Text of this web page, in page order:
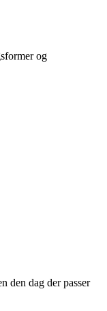
og
den dag der passer